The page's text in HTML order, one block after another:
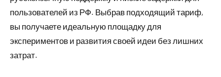
пользователей из РФ. Выбрав подходящий тариф,
вы получаете идеальную площадку для
экспериментов и развития своей идеи без лишних
затрат.